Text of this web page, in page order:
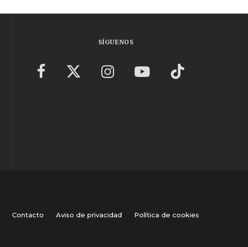
SÍGUENOS
Contacto Aviso de privacidad Política de cookies